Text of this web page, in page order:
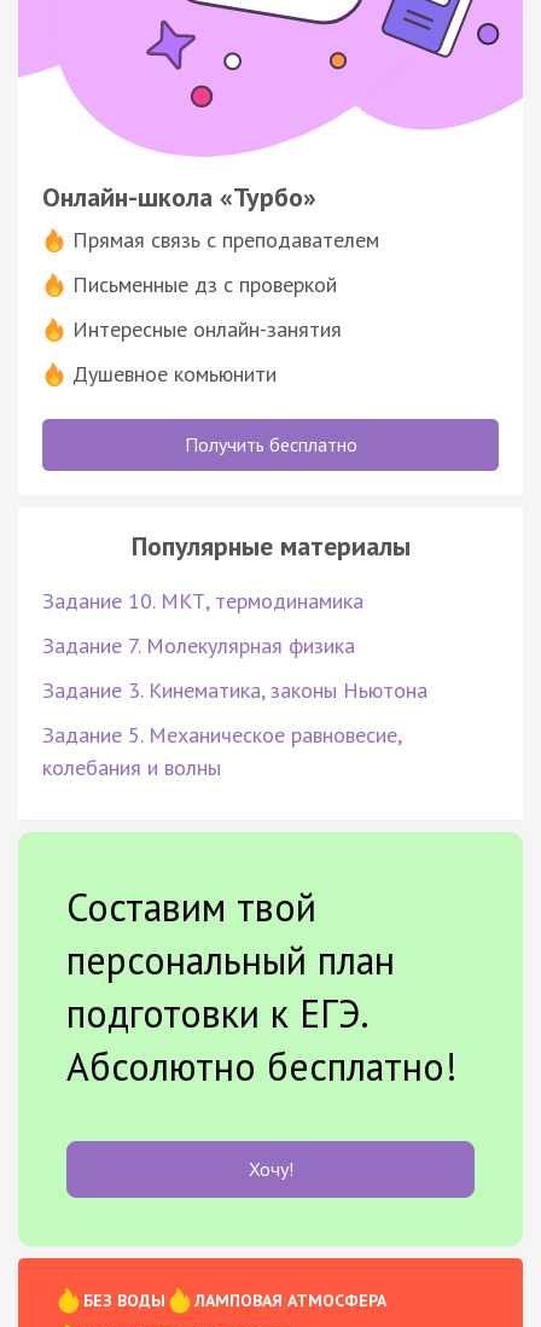
Онлайн-школа «Турбо»
Прямая связь с преподавателем
Письменные дз с проверкой
Интересные онлайн-занятия
Душевное комьюнити
Получить бесплатно
Популярные материалы
Задание 10. МКТ, термодинамика
Задание 7. Молекулярная физика
Задание 3. Кинематика, законы Ньютона
Задание 5. Механическое равновесие,
колебания и волны
Составим твой
персональный план
подготовки к ЕГЭ.
Абсолютно бесплатно!
Хочу!
БЕЗ ВОДЫ
ЛАМПОВАЯ АТМОСФЕРА